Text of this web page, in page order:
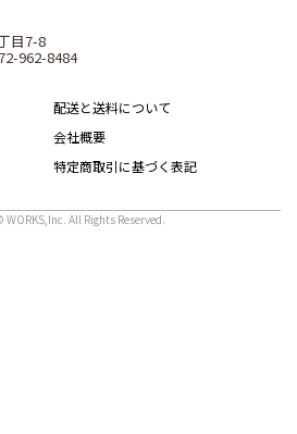
目7-8
962-8484
配送と送料について
会社概要
特定商取引に基づく表記
All Rights Reserved.